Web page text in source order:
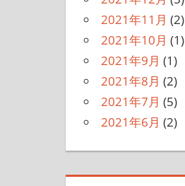
2021年11月 (2)
2021年10月 (1)
2021年9月 (1)
2021年8月 (2)
2021年7月 (5)
2021年6月 (2)